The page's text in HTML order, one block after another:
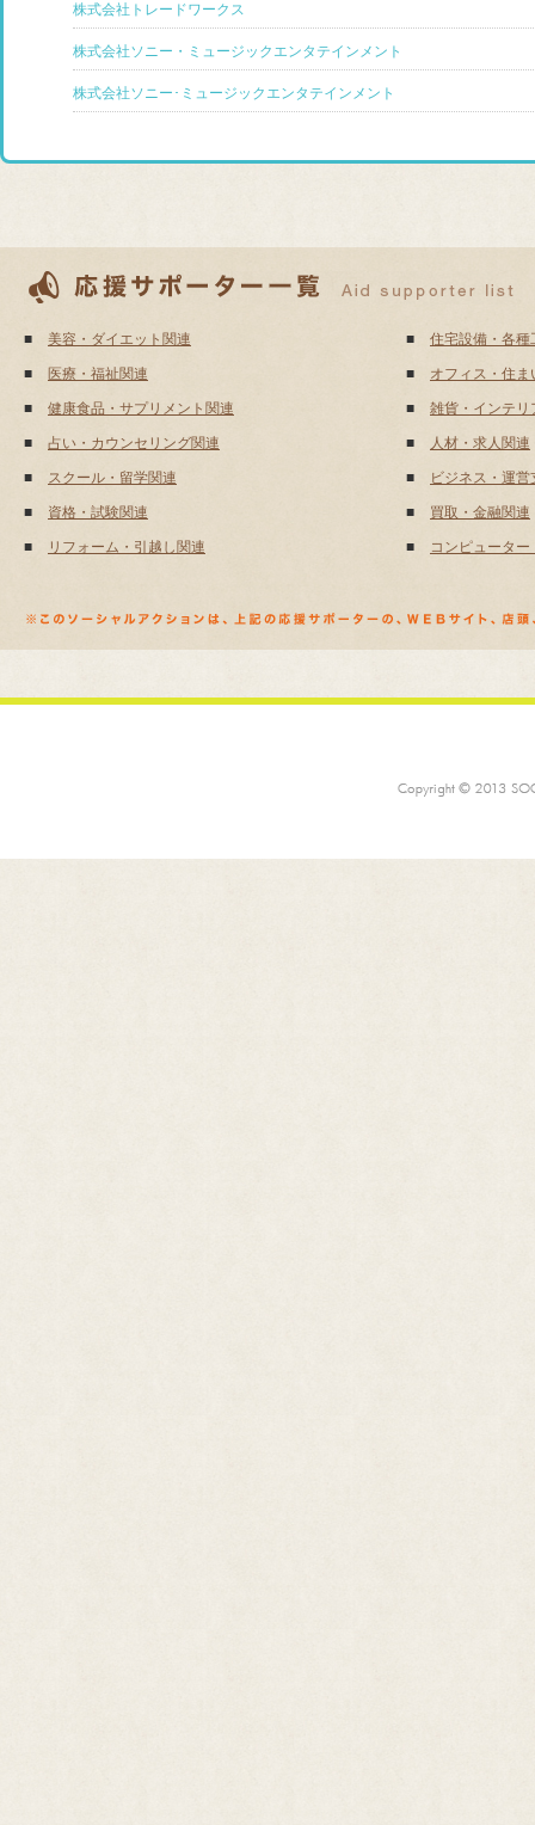
株式会社トレードワークス
株式会社ソニー・ミュージックエンタテインメント
株式会社ソニー･ミュージックエンタテインメント
美容・ダイエット関連
■
医療・福祉関連
■
健康食品・サプリメント関連
■
占い・カウンセリング関連
■
スクール・留学関連
■
資格・試験関連
■
リフォーム・引越し関連
■
住宅設備・各種
■
オフィス・住ま
■
雑貨・インテリ
■
人材・求人関連
■
ビジネス・運営
■
買取・金融関連
■
コンピュータ
■